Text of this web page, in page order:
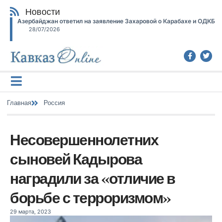
Новости
Азербайджан ответил на заявление Захаровой о Карабахе и ОДКБ
28/07/2026
Главная Россия
Несовершеннолетних
сыновей Кадырова
наградили за «отличие в
борьбе с терроризмом»
29 марта, 2023